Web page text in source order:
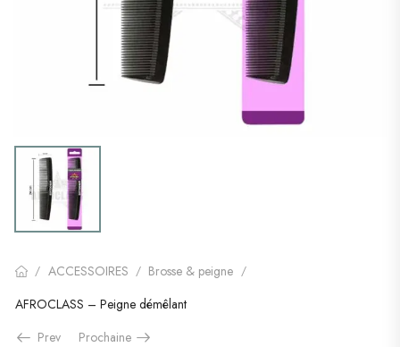
/ ACCESSOIRES / Brosse & peigne /
AFROCLASS – Peigne démêlant
Prev
Prochaine